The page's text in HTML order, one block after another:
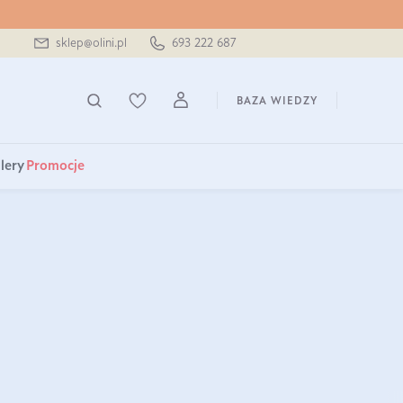
sklep@olini.pl 693 222 687
BAZA WIEDZY
Promocje